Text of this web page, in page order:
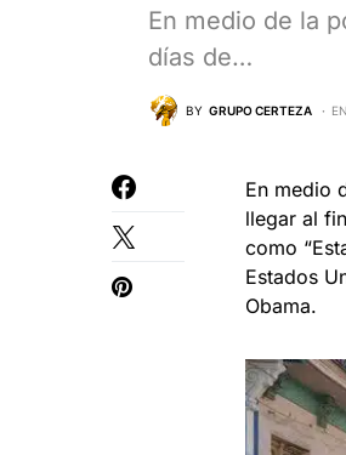
En medio de la
días de…
BY GRUPO CERTEZA
En medio
llegar al
como
Estados
Obama.